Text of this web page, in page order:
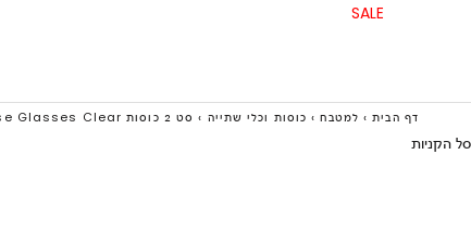
SALE
דף הבית › למטבח › כוסות וכלי שתייה › סט 2 כוסות Raise Glasses Clear
סל הקניות